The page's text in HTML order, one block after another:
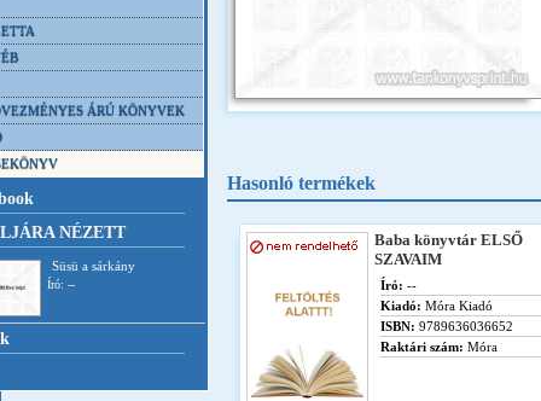
ÁRÚ KÖNYVEK
NÉZETT
Süsü a sárkány
Író: --
Hasonló termékek
Baba könyvtár ELSŐ
SZAVAIM
Író: --
Kiadó: Móra Kiadó
ISBN: 9789636036652
Raktári szám: Móra